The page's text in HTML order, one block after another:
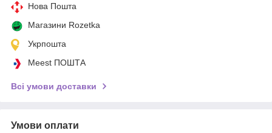
Нова Пошта
Магазини Rozetka
Укрпошта
Meest ПОШТА
Всі умови доставки
Умови оплати